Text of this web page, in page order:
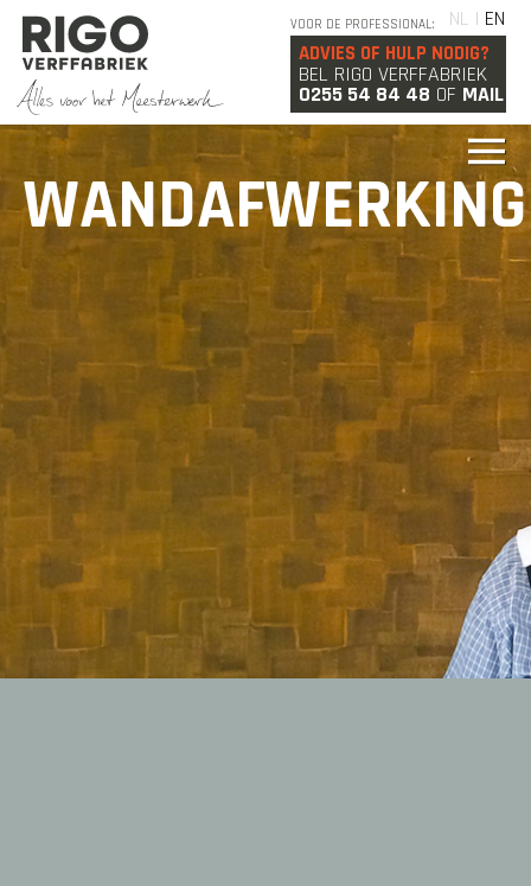
NL | EN
VOOR DE PROFESSIONAL:
ADVIES OF HULP NODIG?
BEL RIGO VERFFABRIEK
0255 54 84 48 OF MAIL
WANDAFWERKING